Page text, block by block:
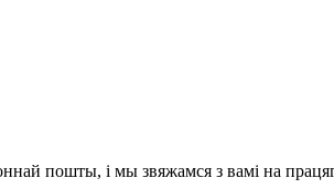
пошты, і мы звяжамся з вамі на